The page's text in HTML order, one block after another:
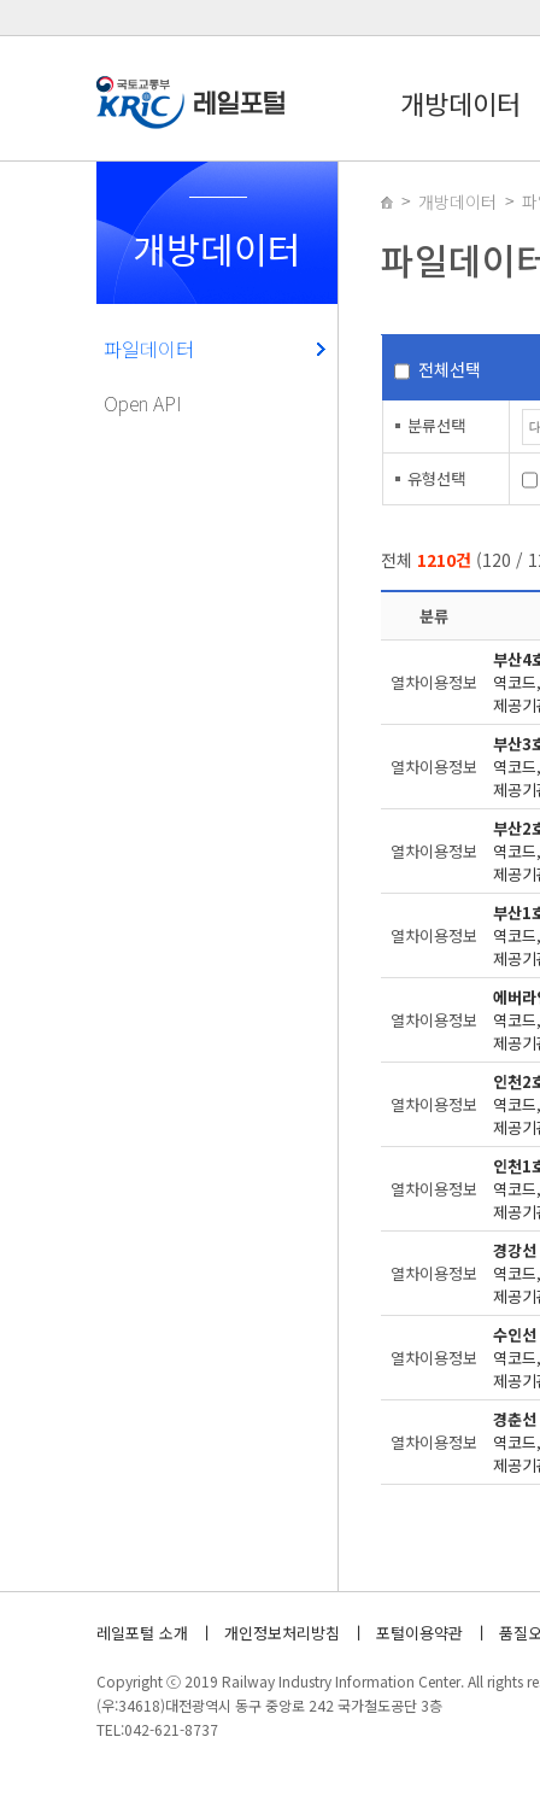
개방데이터
개방데이터
파일데이터
Open API
개방데이터
파일데이
전체선택
분류선택
유형선택
전체 1210건 (120 /
분류
열차이용정보
부산4
제공
열차이용정보
부산3
제공
열차이용정보
부산2
제공
열차이용정보
부산1
제공
열차이용정보
에버
제공
열차이용정보
인천2
제공
열차이용정보
인천1
제공
열차이용정보
경강
제공
열차이용정보
수인
제공
열차이용정보
경춘
제공
레일포털 소개 개인정보처리방침 포털이용약관 품질
Copyright ⓒ 2019 Railway Industry Information Center. All rights
(우:34618)대전광역시 동구 중앙로 242 국가철도공단 3층
TEL:042-621-8737